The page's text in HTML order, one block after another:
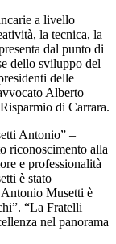
a livello
la tecnica, la
dal punto di
dello sviluppo del
delle
Alberto
di Carrara.
Antonio” –
riconoscimento alla
e professionalità
è stato
Musetti è
“La Fratelli
nel panorama